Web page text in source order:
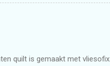
quilt is gemaakt met